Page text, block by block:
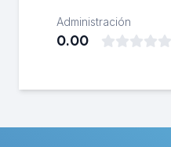
Administración
0.00